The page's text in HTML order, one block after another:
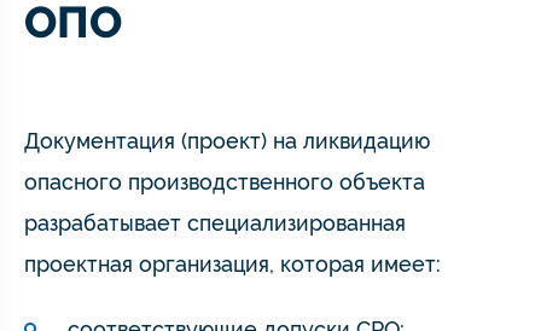
ОПО
Документация (проект) на ликвидацию
опасного производственного объекта
разрабатывает специализированная
проектная организация, которая имеет: